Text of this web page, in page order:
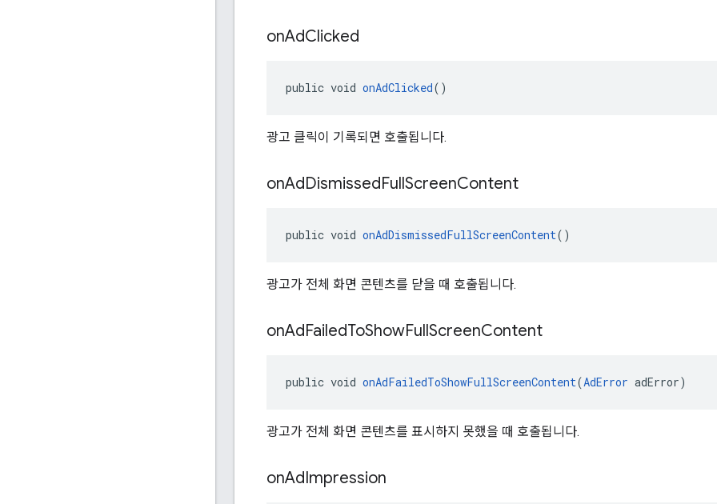
onAdClicked
public void onAdClicked()
광고 클릭이 기록되면 호출됩니다.
onAdDismissedFullScreenContent
public void onAdDismissedFullScreenContent()
광고가 전체 화면 콘텐츠를 닫을 때 호출됩니다.
onAdFailedToShowFullScreenContent
public void onAdFailedToShowFullScreenContent(AdError adError)
광고가 전체 화면 콘텐츠를 표시하지 못했을 때 호출됩니다.
onAdImpression